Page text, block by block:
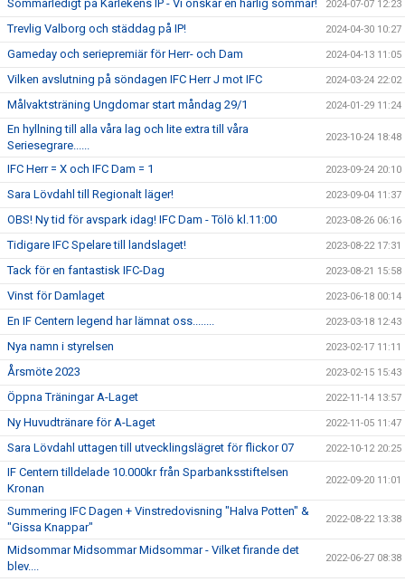
Sommarledigt på Kärlekens IP - Vi önskar en härlig sommar! 2024-07-07 12:23
Trevlig Valborg och städdag på IP! 2024-04-30 10:27
Gameday och seriepremiär för Herr- och Dam 2024-04-13 11:05
Vilken avslutning på söndagen IFC Herr J mot IFC 2024-03-24 22:02
Målvaktsträning Ungdomar start måndag 29/1 2024-01-29 11:24
En hyllning till alla våra lag och lite extra till våra
Seriesegrare......
2023-10-24 18:48
IFC Herr = X och IFC Dam = 1 2023-09-24 20:10
Sara Lövdahl till Regionalt läger! 2023-09-04 11:37
OBS! Ny tid för avspark idag! IFC Dam - Tölö kl.11:00 2023-08-26 06:16
Tidigare IFC Spelare till landslaget! 2023-08-22 17:31
Tack för en fantastisk IFC-Dag 2023-08-21 15:58
Vinst för Damlaget 2023-06-18 00:14
En IF Centern legend har lämnat oss........ 2023-03-18 12:43
Nya namn i styrelsen 2023-02-17 11:11
Årsmöte 2023 2023-02-15 15:43
Öppna Träningar A-Laget 2022-11-14 13:57
Ny Huvudtränare för A-Laget 2022-11-05 11:47
Sara Lövdahl uttagen till utvecklingslägret för flickor 07 2022-10-12 20:25
IF Centern tilldelade 10.000kr från Sparbanksstiftelsen
Kronan
2022-09-20 11:01
Summering IFC Dagen + Vinstredovisning "Halva Potten" &
"Gissa Knappar"
2022-08-22 13:38
Midsommar Midsommar Midsommar - Vilket firande det
blev....
2022-06-27 08:38